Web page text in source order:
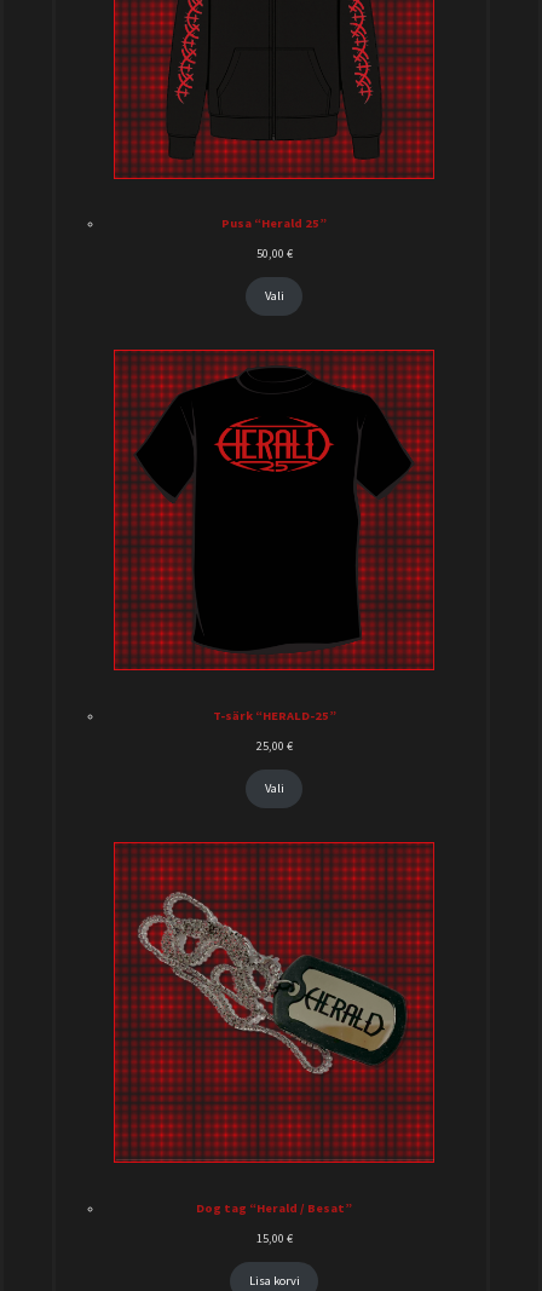
Pusa “Herald 25”
50,00 €
Vali
T-särk “HERALD-25”
25,00 €
Vali
Dog tag “Herald / Besat”
15,00 €
Lisa korvi